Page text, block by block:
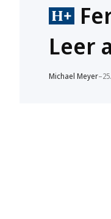
Leer
Michael Meyer–